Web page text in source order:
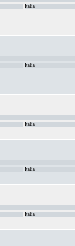
Italia
Italia
Italia
Italia
Italia